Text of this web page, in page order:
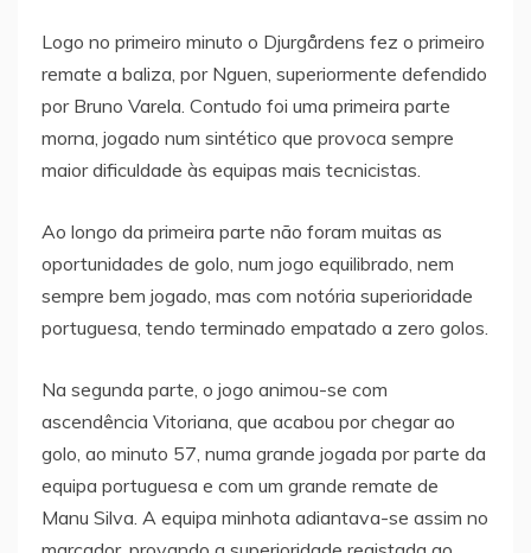
Logo no primeiro minuto o Djurgårdens fez o primeiro
remate a baliza, por Nguen, superiormente defendido
por Bruno Varela. Contudo foi uma primeira parte
morna, jogado num sintético que provoca sempre
maior dificuldade às equipas mais tecnicistas.
Ao longo da primeira parte não foram muitas as
oportunidades de golo, num jogo equilibrado, nem
sempre bem jogado, mas com notória superioridade
portuguesa, tendo terminado empatado a zero golos.
Na segunda parte, o jogo animou-se com
ascendência Vitoriana, que acabou por chegar ao
golo, ao minuto 57, numa grande jogada por parte da
equipa portuguesa e com um grande remate de
Manu Silva. A equipa minhota adiantava-se assim no